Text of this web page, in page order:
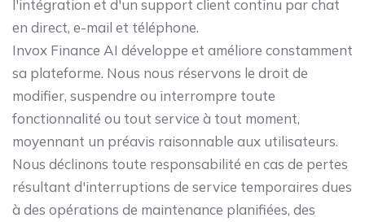
l'intégration et d'un support client continu par chat
en direct, e-mail et téléphone.
Invox Finance AI développe et améliore constamment
sa plateforme. Nous nous réservons le droit de
modifier, suspendre ou interrompre toute
fonctionnalité ou tout service à tout moment,
moyennant un préavis raisonnable aux utilisateurs.
Nous déclinons toute responsabilité en cas de pertes
résultant d'interruptions de service temporaires dues
à des opérations de maintenance planifiées, des